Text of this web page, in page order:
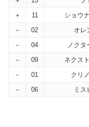
＋
11 ショウ
－
02 オレ
－
04 ノクタ
－
09 ネクス
－
01 クリ
－
06 ミス